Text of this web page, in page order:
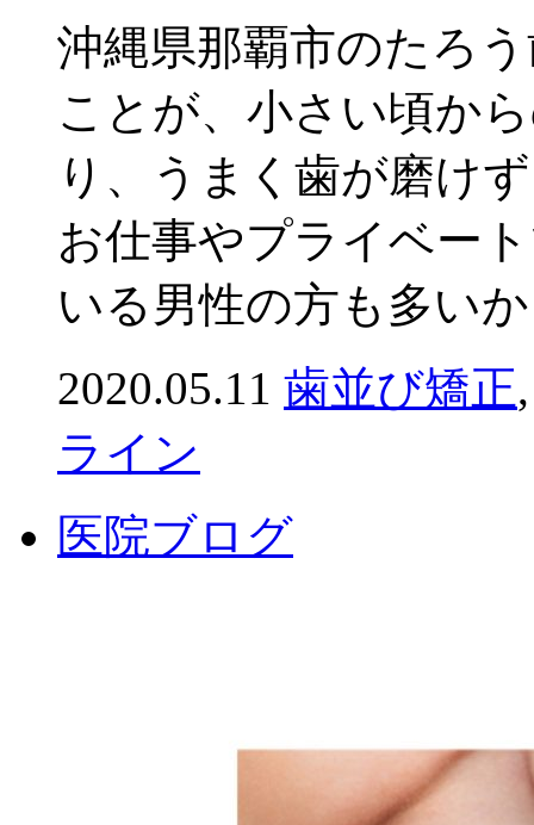
沖縄県那覇市のたろ
ことが、小さい頃か
り、うまく歯が磨け
お仕事やプライベー
いる男性の方も多い
2020.05.11 歯並び矯正
ライン
医院ブログ